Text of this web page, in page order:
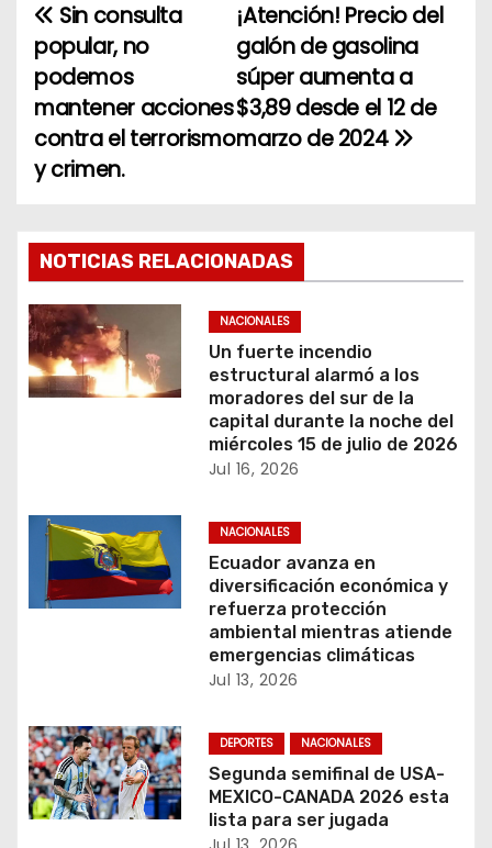
N
a
v
e
a
c
i
ó
e
e
r
a
d
¡Atención! Precio del
galón de gasolina
súper aumenta a
$3,89 desde el 12 de
marzo de 2024
Sin consulta
popular, no
podemos
mantener acciones
contra el terrorismo
y crimen.
NOTICIAS RELACIONADAS
NACIONALES
Un fuerte incendio
estructural alarmó a los
moradores del sur de la
capital durante la noche del
miércoles 15 de julio de 2026
Jul 16, 2026
NACIONALES
Ecuador avanza en
diversificación económica y
refuerza protección
ambiental mientras atiende
emergencias climáticas
Jul 13, 2026
DEPORTES NACIONALES
Segunda semifinal de USA-
MEXICO-CANADA 2026 esta
lista para ser jugada